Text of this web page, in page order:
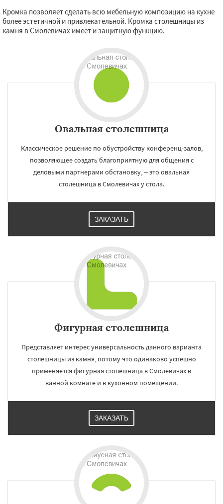
Кромка позволяет сделать всю мебельную композицию на кухне
более эстетичной и привлекательной. Кромка столешницы из
камня в Смолевичах имеет и защитную функцию.
Овальная столешница
Классическое решение по обустройству конференц-залов,
позволяющее создать благоприятную для общения с
деловыми партнерами обстановку, -- это овальная
столешница в Смолевичах у стола.
ЗАКАЗАТЬ
Фигурная столешница
Представляет интерес универсальность данного варианта
столешницы из камня, потому что одинаково успешно
применяется фигурная столешница в Смолевичах в
ванной комнате и в кухонном помещении.
ЗАКАЗАТЬ